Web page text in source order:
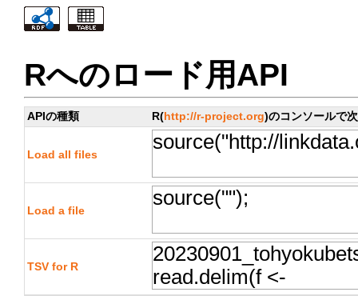
Rへのロード用API
APIの種類 R(http://r-project.org)のコンソールで
Load all files
Load a file
TSV for R